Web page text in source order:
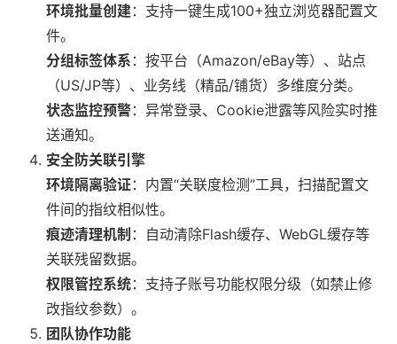
环境批量创建：支持一键生成100+独立浏览器配置文
件。
分组标签体系 ：按平台（Amazon/eBay等）、站点
（US/JP等）、业务线（精品/铺货）多维度分类。
状态监控预警：异常登录、Cookie泄露等风险实时推
送通知。
安全防关联引擎
环境隔离验证：内置“关联度检测”工具，扫描配置文
件间的指纹相似性。
痕迹清理机制 ：自动清除Flash缓存、WebGL缓存等
关联残留数据。
权限管控系统：支持子账号功能权限分级（如禁止修
改指纹参数）。
团队协作功能